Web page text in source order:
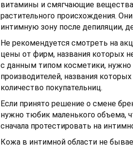
витамины и смягчающие
растительного происхождения.
интимную зону после депиляции,
Не рекомендуется смотреть на
цены от фирм, названия которых
с данным типом косметики, нужно
производителей, названия
количество покупательниц.
Если принято решение о смене
нужно тюбик маленького объема,
сначала протестировать на
Кожа в интимной области не